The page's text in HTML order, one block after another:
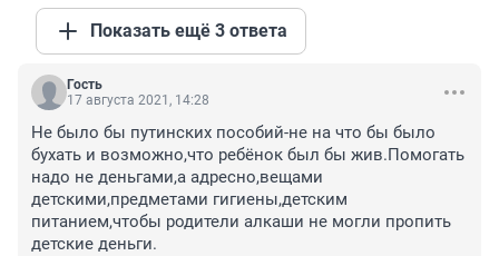
Показать ещё 3 ответа
Гость
17 августа 2021, 14:28
Не было бы путинских пособий-не на что бы было
бухать и возможно,что ребёнок был бы жив.Помогать
надо не деньгами,а адресно,вещами
детскими,предметами гигиены,детским
питанием,чтобы родители алкаши не могли пропить
детские деньги.